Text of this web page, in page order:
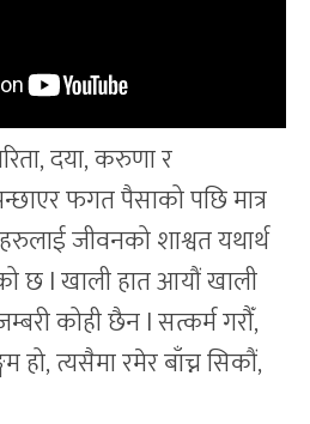
दया, करुणा र
फगत पैसाको पछि मात्र
जीवनको शाश्वत यथार्थ
छ l खाली हात आयौं खाली
कोही छैन l सत्कर्म गरौँ,
त्यसैमा रमेर बाँच्न सिकौं,